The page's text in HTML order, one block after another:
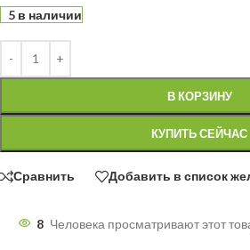
5 в наличии
В КОРЗИНУ
КУПИТЬ СЕЙЧАС
Сравнить Добавить в список
8 Человека просматривают этот